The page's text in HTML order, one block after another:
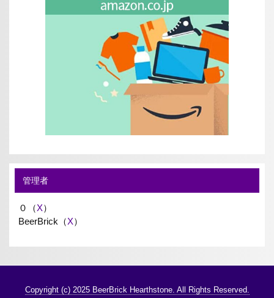
管理者
０（X）
BeerBrick（X）
Copyright (c) 2025 BeerBrick Hearthstone. All Rights Reserved.